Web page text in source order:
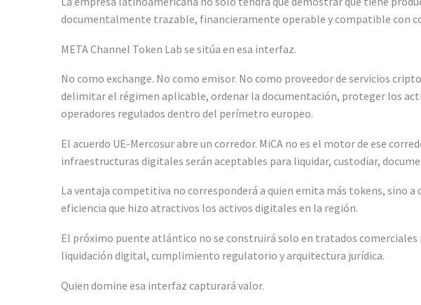
documentalmente trazable, financieramente operable y compatible con
META Channel Token Lab se sitúa en esa interfaz.
No como exchange. No como emisor. No como proveedor de servicios
delimitar el régimen aplicable, ordenar la documentación, proteger los
operadores regulados dentro del perímetro europeo.
El acuerdo UE-Mercosur abre un corredor. MiCA no es el motor de ese
infraestructuras digitales serán aceptables para liquidar, custodiar,
La ventaja competitiva no corresponderá a quien emita más tokens, sino
eficiencia que hizo atractivos los activos digitales en la región.
El próximo puente atlántico no se construirá solo en tratados
liquidación digital, cumplimiento regulatorio y arquitectura jurídica.
Quien domine esa interfaz capturará valor.